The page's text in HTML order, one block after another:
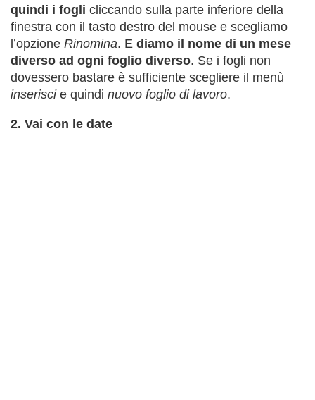
quindi i fogli cliccando sulla parte inferiore della
finestra con il tasto destro del mouse e scegliamo
l’opzione Rinomina. E diamo il nome di un mese
diverso ad ogni foglio diverso. Se i fogli non
dovessero bastare è sufficiente scegliere il menù
inseriscie quindi nuovo foglio di lavoro.
2. Vai con le date